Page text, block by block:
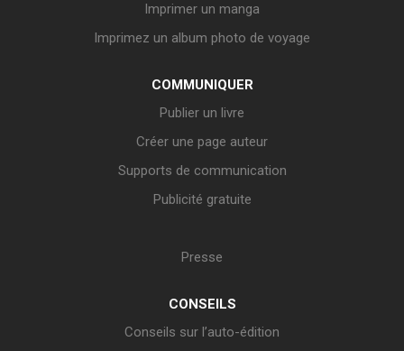
Imprimer un manga
Imprimez un album photo de voyage
COMMUNIQUER
Publier un livre
Créer une page auteur
Supports de communication
Publicité gratuite
Presse
CONSEILS
Conseils sur l’auto-édition